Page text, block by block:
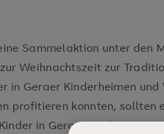
Sammelaktion unter den
Weihnachtszeit zur
in Geraer Kinderheimen
profitieren konnten, sollten
in Geraer Kindergärten